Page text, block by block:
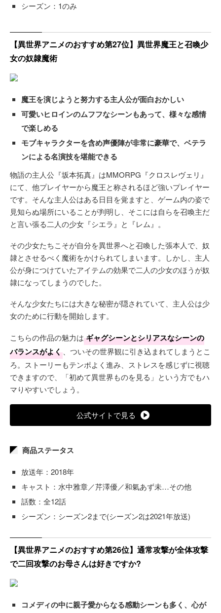
シーズン：1のみ
【異世界アニメのおすすめ第27位】異世界魔王と召喚少
女の奴隷魔術
魔王を演じようと努力する主人公が面白おかしい
可愛いヒロインのムフフなシーンもあって、様々な感情
で楽しめる
モブキャラクターを含め声優陣が非常に豪華で、ベテラ
ンによる名演技を堪能できる
物語の主人公『坂本拓真』はMMORPG『クロスレヴェリ』
にて、他プレイヤーから魔王と称されるほど強いプレイヤー
です。そんな主人公はある日目を覚ますと、ゲーム内の姿で
見知らぬ場所にいることが判明し、そこには自らを召喚主だ
と言い張る二人の少女『シエラ』と『レム』。
その少女たちこそが自分を異世界へと召喚した張本人で、奴
隷とさせるべく魔術をかけられてしまいます。しかし、主人
公が身につけていたアイテムの効果で二人の少女のほうが奴
隷になってしまうのでした。
そんな少女たちには大きな秘密が隠されていて、主人公は少
女のために行動を開始します。
こちらの作品の魅力は ギャグシーンとシリアスなシーンの
バランスがよく 、ついその世界観に引き込まれてしまうとこ
ろ。ストーリーもテンポよく進み、ストレスを感じずに視聴
できますので、「初めて異世界ものを見る」という方でもハ
マりやすいでしょう。
公式サイトで見る
商品ステータス
放送年：2018年
キャスト：水中雅章／芹澤優／和氣あず未…その他
話数：全12話
シーズン：シーズン2まで(シーズン2は2021年放送)
【異世界アニメのおすすめ第26位】通常攻撃が全体攻撃
で二回攻撃のお母さんは好きですか?
コメディの中に親子愛からなる感動シーンも多く、心が